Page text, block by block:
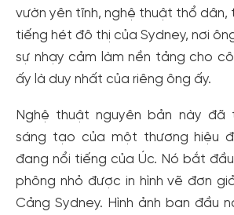
vườn yên tĩnh, nghệ thuật thổ dân,
tiếng hét đô thị của Sydney, nơi
sự nhạy cảm làm nền tảng cho
ấy là duy nhất của riêng ông ấy.
Nghệ thuật nguyên bản này đã
sáng tạo của một thương hiệu
đang nổi tiếng của Úc. Nó bắt
phông nhỏ được in hình vẽ đơn
Cảng Sydney. Hình ảnh ban đầu
Tạo tài khoản nhanh -
đãi!